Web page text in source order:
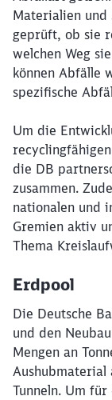
Materialien
geprüft, ob sie
welchen Weg
können Abfälle
spezifische
Um die
die DB
zusammen.
nationalen und
Gremien aktiv
Thema
Erdpool
Die Deutsche
und den
Mengen an
Aushubmaterial
Tunneln. Um